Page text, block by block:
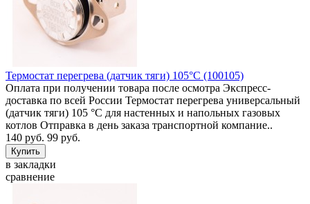
Термостат перегрева (датчик тяги) 105°C (100105)
Оплата при получении товара после осмотра Экспресс-
доставка по всей России Термостат перегрева универсальный
(датчик тяги) 105 °C для настенных и напольных газовых
котлов Отправка в день заказа транспортной компание..
140 руб. 99 руб.
в закладки
сравнение